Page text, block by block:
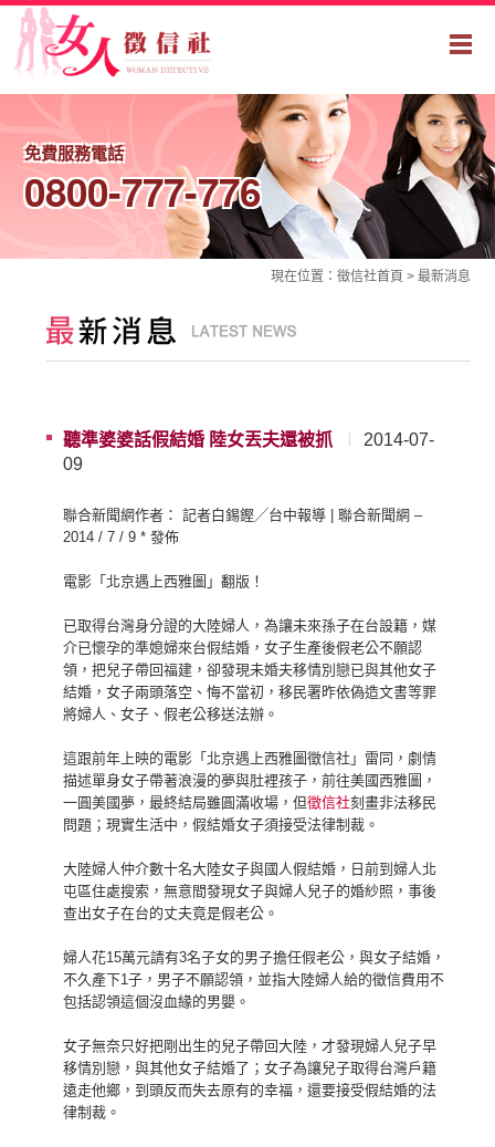
免費服務電話
0800-777-776
現在位置： 徵信社首頁 > 最新消息
聽準婆婆話假結婚 陸女丟夫還被抓
2014-07-
09
聯合新聞網作者： 記者白錫鏗╱台中報導 | 聯合新聞網 –
2014 / 7 / 9 * 發佈
電影「北京遇上西雅圖」翻版！
已取得台灣身分證的大陸婦人，為讓未來孫子在台設籍，媒
介已懷孕的準媳婦來台假結婚，女子生產後假老公不願認
領，把兒子帶回福建，卻發現未婚夫移情別戀已與其他女子
結婚，女子兩頭落空、悔不當初，移民署昨依偽造文書等罪
將婦人、女子、假老公移送法辦。
這跟前年上映的電影「北京遇上西雅圖徵信社」雷同，劇情
描述單身女子帶著浪漫的夢與肚裡孩子，前往美國西雅圖，
一圓美國夢，最終結局雖圓滿收場，但徵信社刻畫非法移民
問題；現實生活中，假結婚女子須接受法律制裁。
大陸婦人仲介數十名大陸女子與國人假結婚，日前到婦人北
屯區住處搜索，無意間發現女子與婦人兒子的婚紗照，事後
查出女子在台的丈夫竟是假老公。
婦人花15萬元請有3名子女的男子擔任假老公，與女子結婚，
不久產下1子，男子不願認領，並指大陸婦人給的徵信費用不
包括認領這個沒血緣的男嬰。
女子無奈只好把剛出生的兒子帶回大陸，才發現婦人兒子早
移情別戀，與其他女子結婚了；女子為讓兒子取得台灣戶籍
遠走他鄉，到頭反而失去原有的幸福，還要接受假結婚的法
律制裁。